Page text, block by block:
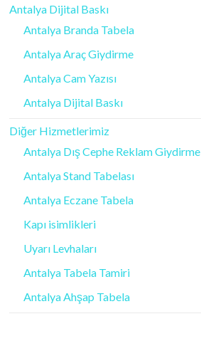
Antalya Dijital Baskı
Antalya Branda Tabela
Antalya Araç Giydirme
Antalya Cam Yazısı
Antalya Dijital Baskı
Diğer Hizmetlerimiz
Antalya Dış Cephe Reklam Giydirme
Antalya Stand Tabelası
Antalya Eczane Tabela
Kapı isimlikleri
Uyarı Levhaları
Antalya Tabela Tamiri
Antalya Ahşap Tabela